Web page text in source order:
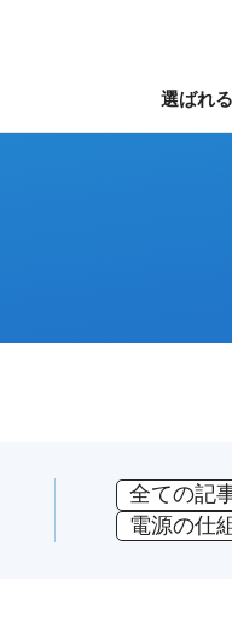
選ばれ
全ての記
電源の仕